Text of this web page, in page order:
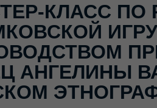
КЛАСС ПО
АНГЕЛИНЫ